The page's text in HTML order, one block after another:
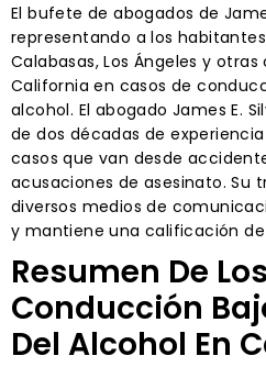
El bufete de abogados de
representando a los habitantes
Calabasas, Los Ángeles y
California en casos de
alcohol. El abogado James E.
de dos décadas de
casos que van desde
acusaciones de asesinato. Su
diversos medios de
y mantiene una calificación de
Resumen De
Conducción
Del Alcohol En